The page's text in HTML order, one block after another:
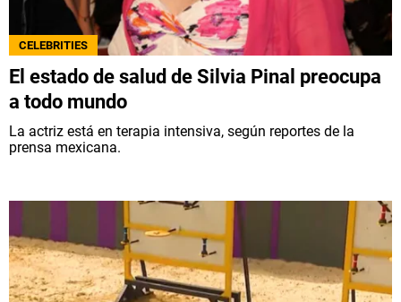
CELEBRITIES
El estado de salud de Silvia Pinal preocupa
a todo mundo
La actriz está en terapia intensiva, según reportes de la
prensa mexicana.